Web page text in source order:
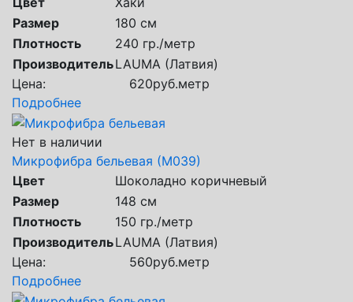
Размер
180 см
Плотность
240 гр./метр
ПроизводительLAUMA (Латвия)
Цена:
620руб.метр
Подробнее
Нет в наличии
Микрофибра бельевая (М039)
Цвет
Шоколадно коричневый
Размер
148 см
Плотность
150 гр./метр
ПроизводительLAUMA (Латвия)
Цена:
560руб.метр
Подробнее